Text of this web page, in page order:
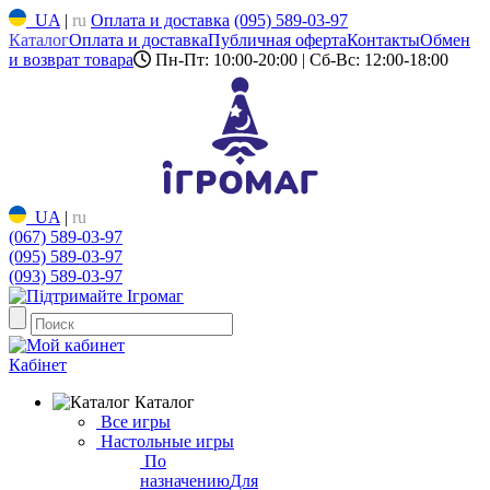
UA | ru Оплата и доставка (095) 589-03-97
КаталогОплата и доставкаПубличная офертаКонтактыОбмен
и возврат товара
Пн-Пт: 10:00-20:00 | Сб-Вс: 12:00-18:00
UA | ru
(067) 589-03-97
(095) 589-03-97
(093) 589-03-97
Кабінет
Каталог
Все игры
Настольные игры
По
назначениюДля